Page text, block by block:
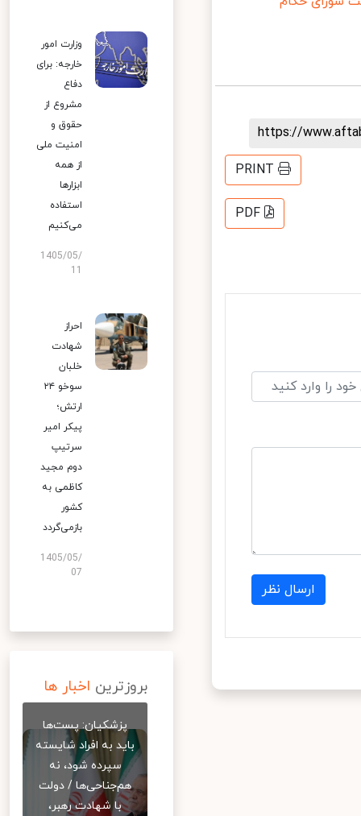
https://
PRINT
PDF
ارسال نظر
وزارت امور
خارجه: برای
دفاع
مشروع از
حقوق و
امنیت ملی
از همه
ابزارها
استفاده
می‌کنیم
1405/05/
احراز
شهادت
خلبان
سوخو ۲۴
ارتش؛
پیکر امیر
سرتیپ
دوم مجید
کاظمی به
کشور
بازمی‌گردد
1405/05/
07
بروزترین اخبار ها
پزشکیان: پست‌ها
باید به افراد شایسته
سپرده شود، نه
هم‌جناحی‌ها / دولت
با شهادت رهبر،